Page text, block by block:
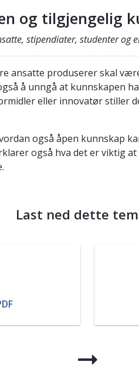
og tilgjengelig
stipendiater, studenter og
ansatte produserer skal
å unngå at kunnskapen
eller innovatør stiller
også åpen kunnskap
også hva det er viktig
Last ned dette
